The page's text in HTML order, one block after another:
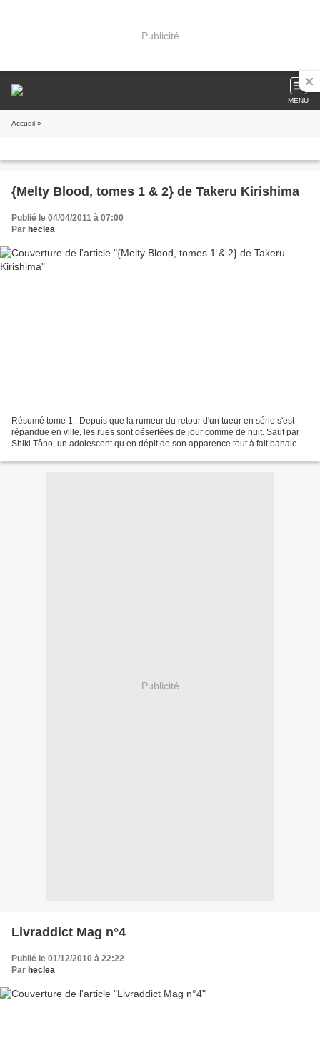
Publicité
MENU
Accueil »
{Melty Blood, tomes 1 & 2} de Takeru Kirishima
Publié le 04/04/2011 à 07:00
Par heclea
Résumé tome 1 : Depuis que la rumeur du retour d'un tueur en série s'est
répandue en ville, les rues sont désertées de jour comme de nuit. Sauf par
Shiki Tôno, un adolescent qu en dépit de son apparence tout à fait banale
Publicité
Livraddict Mag n°4
Publié le 01/12/2010 à 22:22
Par heclea